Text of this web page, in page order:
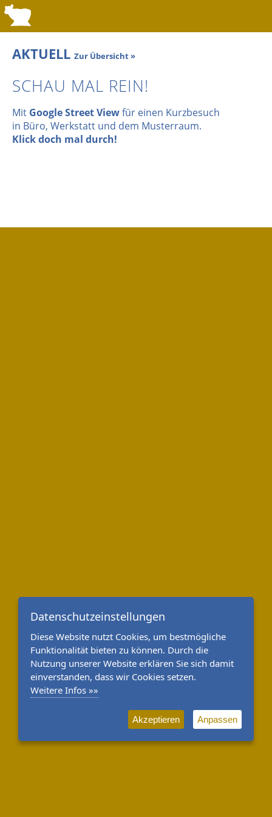
AKTUELL Zur Übersicht »
SCHAU MAL REIN!
Mit Google Street Viewfür einen Kurzbesuch
in Büro, Werkstatt und dem Musterraum.
Klick doch mal durch!
Datenschutzeinstellungen
Diese Website nutzt Cookies, um bestmögliche
Funktionalität bieten zu können. Durch die
Nutzung unserer Website erklären Sie sich damit
einverstanden, dass wir Cookies setzen.
Weitere Infos »»
Akzeptieren Anpassen